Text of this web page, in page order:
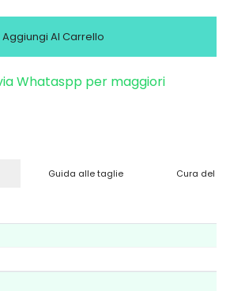
Aggiungi Al Carrello
Whataspp per maggiori
Guida alle taglie Cura del